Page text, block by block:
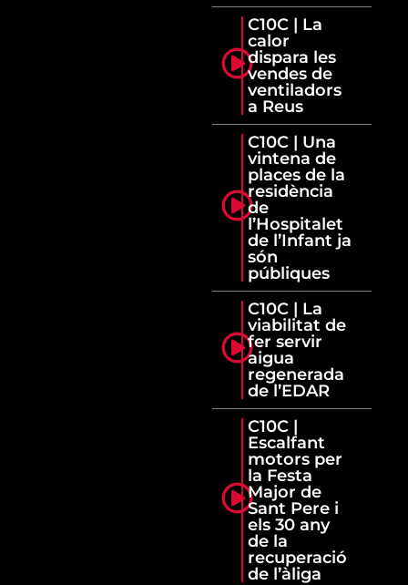
C10C | La
calor
dispara les
vendes de
ventiladors
a Reus
C10C | Una
vintena de
places de la
residència
de
l’Hospitalet
de l’Infant ja
són
públiques
C10C | La
viabilitat de
fer servir
aigua
regenerada
de l’EDAR
C10C |
Escalfant
motors per
la Festa
Major de
Sant Pere i
els 30 any
de la
recuperació
de l’àliga